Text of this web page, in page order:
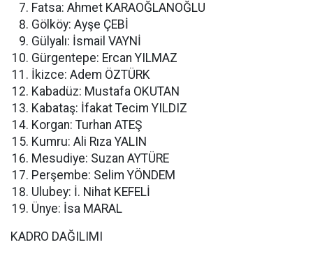
Fatsa: Ahmet KARAOĞLANOĞLU
Gölköy: Ayşe ÇEBİ
Gülyalı: İsmail VAYNİ
Gürgentepe: Ercan YILMAZ
İkizce: Adem ÖZTÜRK
Kabadüz: Mustafa OKUTAN
Kabataş: İfakat Tecim YILDIZ
Korgan: Turhan ATEŞ
Kumru: Ali Rıza YALIN
Mesudiye: Suzan AYTÜRE
Perşembe: Selim YÖNDEM
Ulubey: İ. Nihat KEFELİ
Ünye: İsa MARAL
KADRO DAĞILIMI